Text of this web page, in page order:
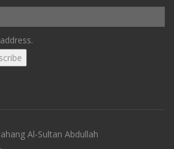
Al-Sultan Abdullah